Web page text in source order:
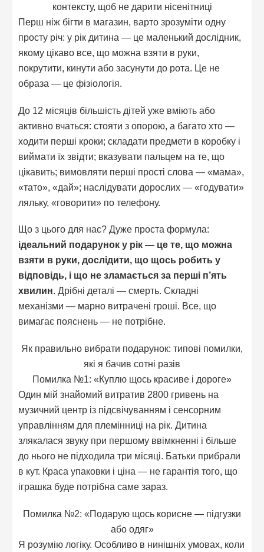
контексту, щоб не дарити нісенітниці
Перш ніж бігти в магазин, варто зрозуміти одну
просту річ: у рік дитина — це маленький дослідник,
якому цікаво все, що можна взяти в руки,
покрутити, кинути або засунути до рота. Це не
образа — це фізіологія.
До 12 місяців більшість дітей уже вміють або
активно вчаться: стояти з опорою, а багато хто —
ходити перші кроки; складати предмети в коробку і
виймати їх звідти; вказувати пальцем на те, що
цікавить; вимовляти перші прості слова — «мама»,
«тато», «дай»; наслідувати дорослих — «годувати»
ляльку, «говорити» по телефону.
Що з цього для нас? Дуже проста формула:
ідеальний подарунок у рік — це те, що можна
взяти в руки, дослідити, що щось робить у
відповідь, і що не зламається за перші п’ять
хвилин. Дрібні деталі — смерть. Складні
механізми — марно витрачені гроші. Все, що
вимагає пояснень — не потрібне.
Як правильно вибрати подарунок: типові помилки,
які я бачив сотні разів
Помилка №1: «Куплю щось красиве і дороге»
Один мій знайомий витратив 2800 гривень на
музичний центр із підсвічуванням і сенсорним
управлінням для племінниці на рік. Дитина
злякалася звуку при першому ввімкненні і більше
до нього не підходила три місяці. Батьки прибрали
в кут. Краса упаковки і ціна — не гарантія того, що
іграшка буде потрібна саме зараз.
Помилка №2: «Подарую щось корисне — підгузки
або одяг»
Я розумію логіку. Особливо в нинішніх умовах, коли